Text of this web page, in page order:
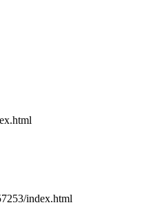
index.html